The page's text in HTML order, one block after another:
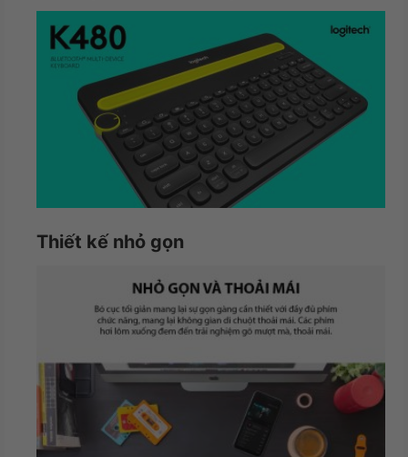
Thiết kế nhỏ gọn